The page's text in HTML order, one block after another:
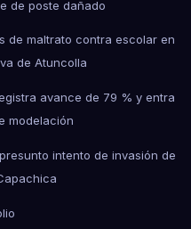
de poste dañado
de maltrato contra escolar en
de Atuncolla
avance de 79 % y entra
modelación
intento de invasión de